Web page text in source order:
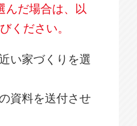
んだ場合は、以
ください。
い家づくりを選
資料を送付させ